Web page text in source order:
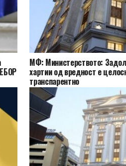
МФ: Министерството:
хартии од вредност е
транспарентно